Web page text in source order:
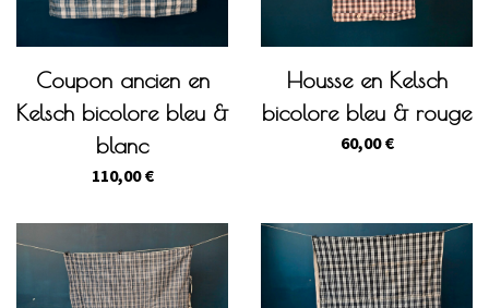
Coupon ancien en
Kelsch bicolore bleu &
blanc
110,00€
Housse en Kelsch
bicolore bleu & rouge
60,00€